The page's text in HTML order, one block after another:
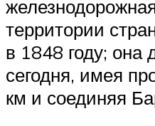
территории
в 1848 году; она
сегодня, имея
км и соединяя